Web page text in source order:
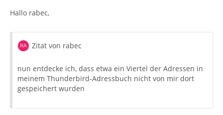
Hallo rabec,
Zitat von rabec
nun entdecke ich, dass etwa ein Viertel der Adressen in
meinem Thunderbird-Adressbuch nicht von mir dort
gespeichert wurden